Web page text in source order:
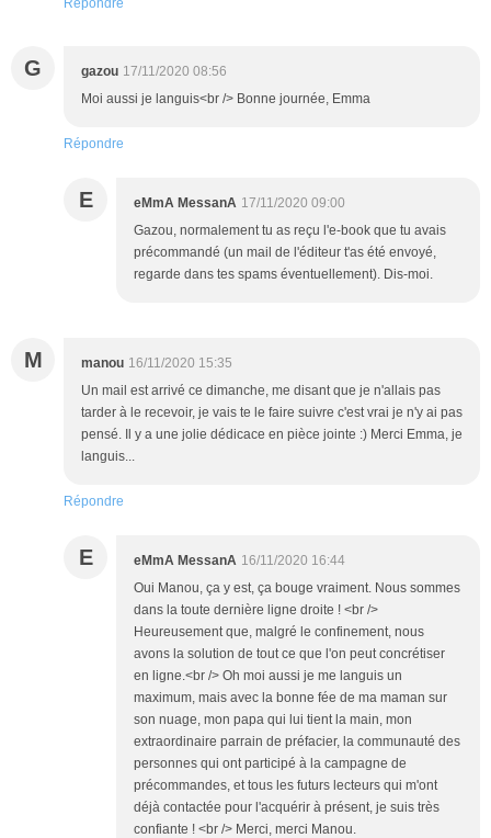
Répondre
G gazou 17/11/2020 08:56
Moi aussi je languis<br /> Bonne journée, Emma
Répondre
E eMmA MessanA 17/11/2020 09:00
Gazou, normalement tu as reçu l'e-book que tu avais
précommandé (un mail de l'éditeur t'as été envoyé,
regarde dans tes spams éventuellement). Dis-moi.
M manou 16/11/2020 15:35
Un mail est arrivé ce dimanche, me disant que je n'allais pas
tarder à le recevoir, je vais te le faire suivre c'est vrai je n'y ai pas
pensé. Il y a une jolie dédicace en pièce jointe :) Merci Emma, je
languis...
Répondre
E eMmA MessanA 16/11/2020 16:44
Oui Manou, ça y est, ça bouge vraiment. Nous sommes
dans la toute dernière ligne droite ! <br />
Heureusement que, malgré le confinement, nous
avons la solution de tout ce que l'on peut concrétiser
en ligne.<br /> Oh moi aussi je me languis un
maximum, mais avec la bonne fée de ma maman sur
son nuage, mon papa qui lui tient la main, mon
extraordinaire parrain de préfacier, la communauté des
personnes qui ont participé à la campagne de
précommandes, et tous les futurs lecteurs qui m'ont
déjà contactée pour l'acquérir à présent, je suis très
confiante ! <br /> Merci, merci Manou.